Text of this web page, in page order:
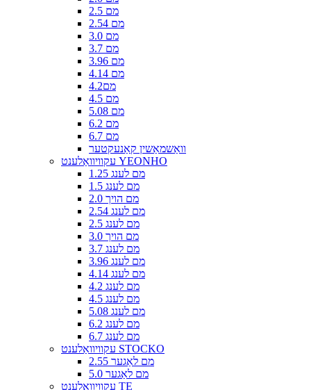
2.5 מם
2.54 מם
3.0 מם
3.7 מם
3.96 מם
4.14 מם
4.2מם
4.5 מם
5.08 מם
6.2 מם
6.7 מם
וואַשמאַשין קאַנעקטער
עקוויוואַלענט YEONHO
1.25 מם לענג
1.5 מם לענג
2.0 מם הויך
2.54 מם לענג
2.5 מם לענג
3.0 מם הויך
3.7 מם לענג
3.96 מם לענג
4.14 מם לענג
4.2 מם לענג
4.5 מם לענג
5.08 מם לענג
6.2 מם לענג
6.7 מם לענג
עקוויוואַלענט STOCKO
2.55 מם לאַגער
5.0 מם לאַגער
עקוויוואַלענט TE